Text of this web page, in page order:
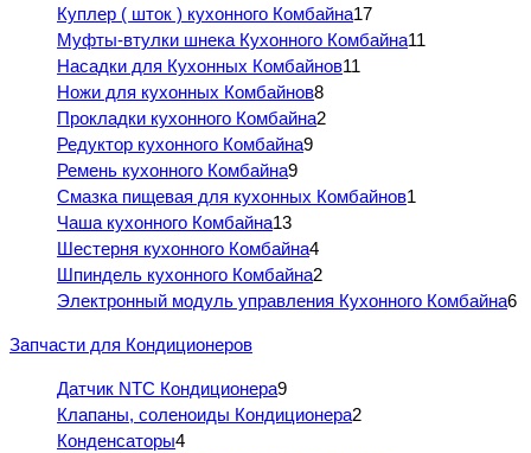
Куплер ( шток ) кухонного Комбайна17
Муфты-втулки шнека Кухонного Комбайна11
Насадки для Кухонных Комбайнов11
Ножи для кухонных Комбайнов8
Прокладки кухонного Комбайна2
Редуктор кухонного Комбайна9
Ремень кухонного Комбайна9
Смазка пищевая для кухонных Комбайнов1
Чаша кухонного Комбайна13
Шестерня кухонного Комбайна4
Шпиндель кухонного Комбайна2
Электронный модуль управления Кухонного Комбайна6
Запчасти для Кондиционеров
Датчик NTC Кондиционера9
Клапаны, соленоиды Кондиционера2
Конденсаторы4